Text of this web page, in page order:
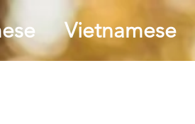
Vietnamese